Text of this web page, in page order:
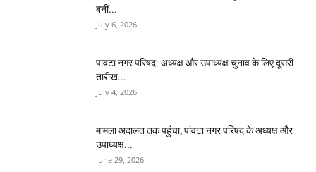
बनीं...
July 6, 2026
पांवटा नगर परिषद: अध्यक्ष और उपाध्यक्ष चुनाव के लिए दूसरी
तारीख...
July 4, 2026
मामला अदालत तक पहुंचा, पांवटा नगर परिषद के अध्यक्ष और
उपाध्यक्ष...
June 29, 2026